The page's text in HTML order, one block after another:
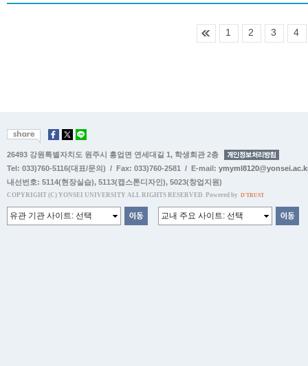
1 2 3 4
26493 강원특별자치도 원주시 흥업면 연세대길 1, 학생회관 2층
Tel: 033)760-5116(대표/문의) / Fax: 033)760-2581 / E-mail:
내선번호: 5114(현장실습), 5113(캡스톤디자인), 5023(창업지원)
COPYRIGHT (C) YONSEI UNIVERSITY ALL RIGHTS RESERVED. Powered by D'TRUST